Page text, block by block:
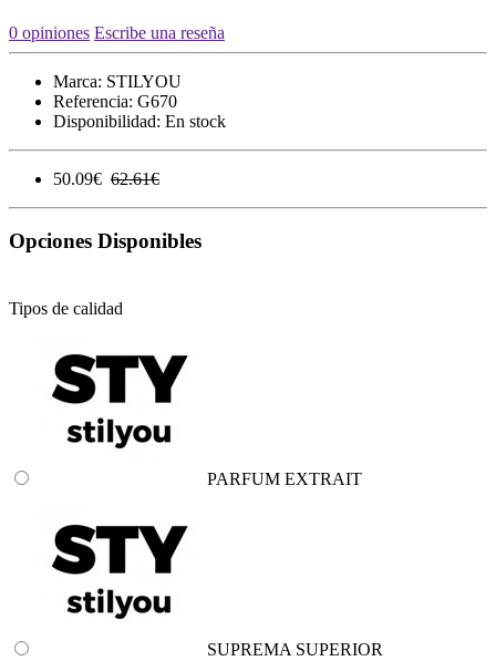
0 opiniones Escribe una reseña
Marca: STILYOU
Referencia: G670
Disponibilidad: En stock
50.09€ 62.61€
Opciones Disponibles
Tipos de calidad
PARFUM EXTRAIT
SUPREMA SUPERIOR